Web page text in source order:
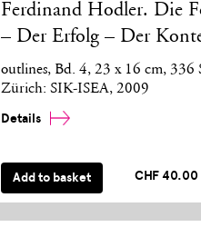
Ferdinand Hodler. Die
– Der Erfolg – Der
outlines, Bd. 4, 23 x 16 cm,
Zürich: SIK-ISEA, 2009
Details
Add to basket CHF 40.00